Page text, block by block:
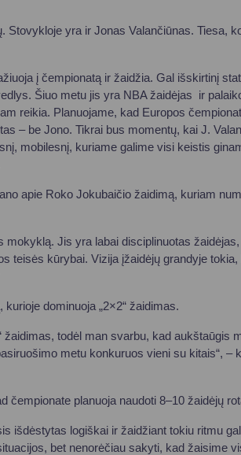
Stovykloje yra ir Jonas Valančiūnas. Tiesa,
į čempionatą ir žaidžia. Gal išskirtinį
Šiuo metu jis yra NBA žaidėjas ir
reikia. Planuojame, kad Europos
– be Jono. Tikrai bus momentų, kai J.
mobilesnį, kuriame galime visi keistis
apie Roko Jokubaičio žaidimą, kuriam
mokyklą. Jis yra labai disciplinuotas
teisės kūrybai. Vizija įžaidėjų grandyje
dominuoja „2×2“ žaidimas.
žaidimas, todėl man svarbu, kad aukštaūgis
metu konkuruos vieni su kitais“, –
čempionate planuoja naudoti 8–10 žaidėjų
išdėstytas logiškai ir žaidžiant tokiu ritmu
bet nenorėčiau sakyti, kad žaisime